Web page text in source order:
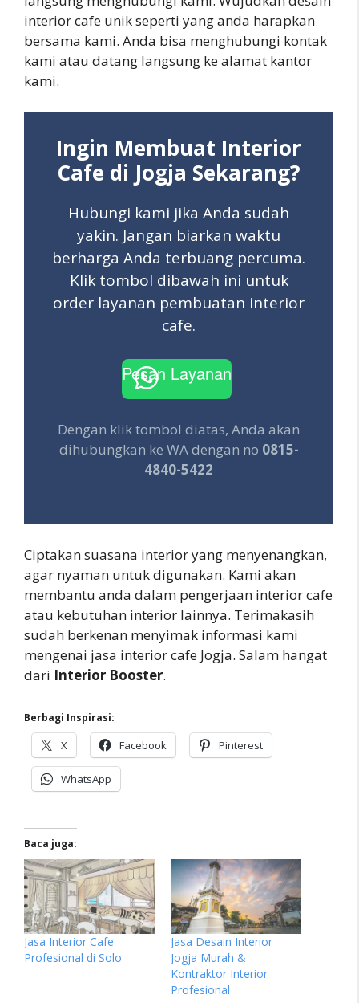
interior cafe unik seperti yang anda harapkan
bersama kami. Anda bisa menghubungi kontak
kami atau datang langsung ke alamat kantor
kami.
Ingin Membuat Interior
Cafe di Jogja Sekarang?
Hubungi kami jika Anda sudah
yakin. Jangan biarkan waktu
berharga Anda terbuang percuma.
Klik tombol dibawah ini untuk
order layanan pembuatan interior
cafe.
Pesan Layanan
Dengan klik tombol diatas, Anda akan
dihubungkan ke WA dengan no 0815-
4840-5422
Ciptakan suasana interior yang menyenangkan,
agar nyaman untuk digunakan. Kami akan
membantu anda dalam pengerjaan interior cafe
atau kebutuhan interior lainnya. Terimakasih
sudah berkenan menyimak informasi kami
mengenai jasa interior cafe Jogja. Salam hangat
dari Interior Booster.
Berbagi Inspirasi:
X Facebook Pinterest
WhatsApp
Baca juga:
Jasa Interior Cafe
Profesional di Solo
Jasa Desain Interior
Jogja Murah &
Kontraktor Interior
Profesional